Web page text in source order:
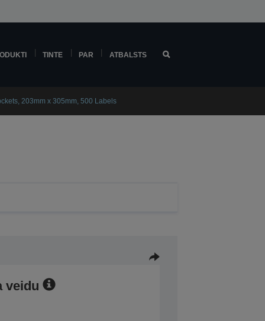
TINTE PAR ATBALSTS
203mm x 305mm, 500 Labels
veidu